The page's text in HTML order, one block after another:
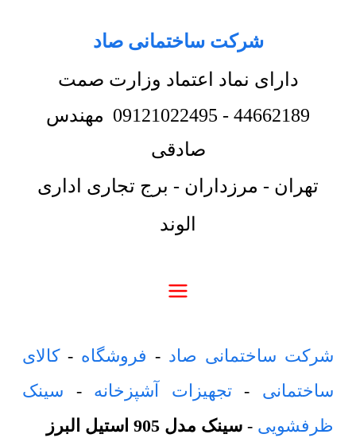
شرکت ساختمانی صاد
دارای نماد اعتماد وزارت صمت
44662189
-
09121022495 مهندس
صادقی
تهران - مرزداران - برج تجاری اداری
الوند
شرکت ساختمانی صاد - فروشگاه -کالای
ساختمانی -تجهیزات آشپزخانه - سینک
ظرفشویی - سینک مدل 905 استیل البرز